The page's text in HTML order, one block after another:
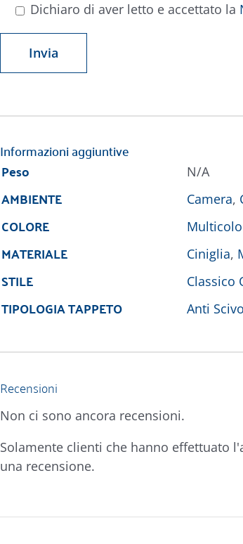
Dichiaro di aver letto e accettato la
Informazioni aggiuntive
Peso
N/A
AMBIENTE Camera,
COLORE
MATERIALE Ciniglia,
STILE Classico
TIPOLOGIA TAPPETO Anti
Recensioni
Non ci sono ancora recensioni.
Solamente clienti che hanno effettuato
una recensione.